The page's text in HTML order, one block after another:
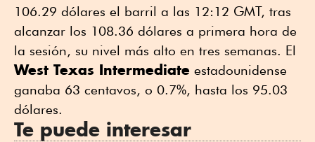
106.29 dólares el barril a las 12:12 GMT, tras
alcanzar los 108.36 dólares a primera hora de
la sesión, su nivel más alto en tres semanas. El
West Texas Intermediate estadounidense
ganaba 63 centavos, o 0.7%, hasta los 95.03
dólares.
Te puede interesar